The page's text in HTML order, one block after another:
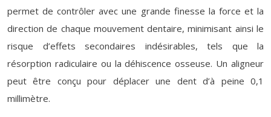
permet de contrôler avec une grande finesse la force et la
direction de chaque mouvement dentaire, minimisant ainsi le
risque d’effets secondaires indésirables, tels que la
résorption radiculaire ou la déhiscence osseuse. Un aligneur
peut être conçu pour déplacer une dent d’à peine 0,1
millimètre.